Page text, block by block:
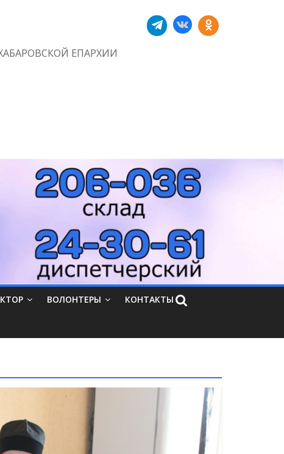
ЕПАРХИИ
ВОЛОНТЕРЫ КОНТАКТЫ